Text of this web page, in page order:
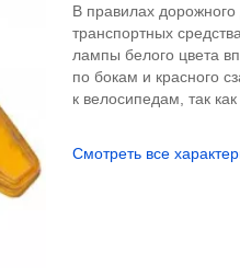
В правилах дорожного
транспортных
лампы белого цвета
по бокам и красного
к велосипедам, так как
Смотреть все